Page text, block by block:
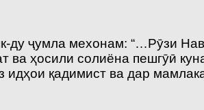
ду ҷумла мехонам: “…Рӯзи
ва ҳосили солиёна пешгӯӣ
қадимист ва дар